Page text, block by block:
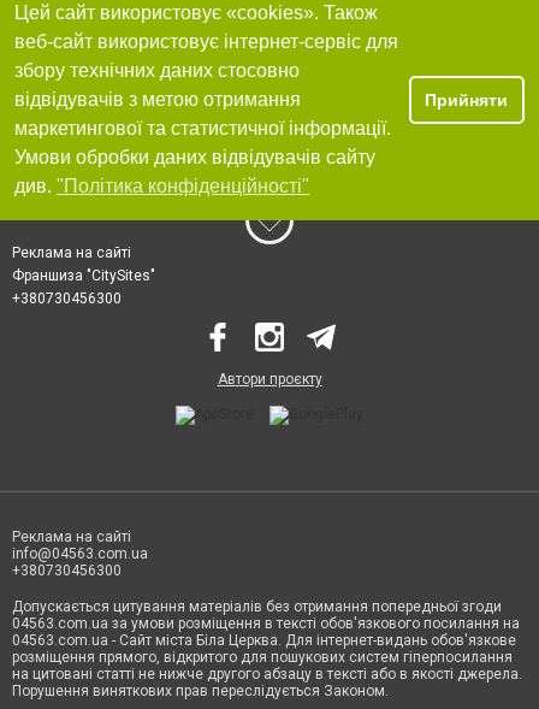
Цей сайт використовує «cookies». Також
веб-сайт використовує інтернет-сервіс для
збору технічних даних стосовно
відвідувачів з метою отримання
маркетингової та статистичної інформації.
Умови обробки даних відвідувачів сайту
див. "Політика конфіденційності"
Прийняти
Реклама на сайті
Франшиза "CitySites"
+380730456300
Автори проєкту
Реклама на сайті
info@04563.com.ua
+380730456300
Допускається цитування матеріалів без отримання попередньої згоди
04563.com.ua за умови розміщення в тексті обов'язкового посилання на
04563.com.ua - Сайт міста Біла Церква. Для інтернет-видань обов'язкове
розміщення прямого, відкритого для пошукових систем гіперпосилання
на цитовані статті не нижче другого абзацу в тексті або в якості джерела.
Порушення виняткових прав переслідується Законом.